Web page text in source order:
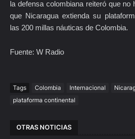
la defensa colombiana reiteró que no
que Nicaragua extienda su
las 200 millas náuticas de Colombia.
Fuente: W Radio
Tags Colombia Internacional
plataforma continental
OTRAS NOTICIAS